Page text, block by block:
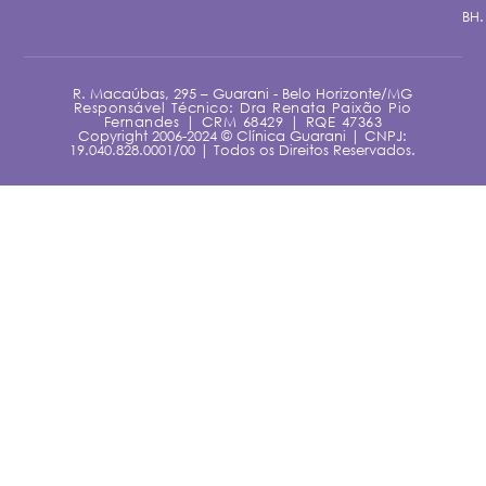
BH.
R. Macaúbas, 295 – Guarani - Belo Horizonte/MG
Responsável Técnico: Dra Renata Paixão Pio
Fernandes | CRM 68429 | RQE 47363
Copyright 2006-2024 © Clínica Guarani | CNPJ:
19.040.828.0001/00 | Todos os Direitos Reservados.